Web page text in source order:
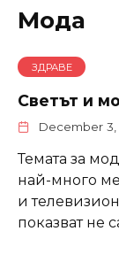
Мода
ЗДРАВЕ
Светът и
December 3,
Темата за
най-много
и
показват не